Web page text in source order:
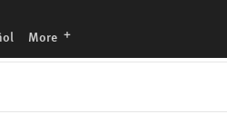
More languages